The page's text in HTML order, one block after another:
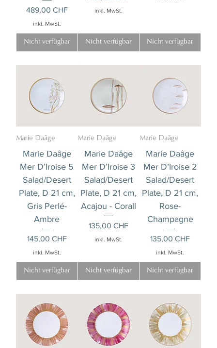
Preis
489,00 CHF
inkl. MwSt.
Nicht verfügbar
inkl. MwSt.
Nicht verfügbar Nicht verfügbar
Marie Daâge
Marie Daâge
Mer D’Iroise 5
Salad/Desert
Plate, D 21 cm,
Gris Perlé-
Ambre
Preis
145,00 CHF
inkl. MwSt.
Nicht verfügbar
Marie Daâge
Marie Daâge
Mer D’Iroise 3
Salad/Desert
Plate, D 21 cm,
Acajou - Corall
Preis
135,00 CHF
inkl. MwSt.
Nicht verfügbar
Marie Daâge
Marie Daâge
Mer D’Iroise 2
Salad/Desert
Plate, D 21 cm,
Rose-
Champagne
Preis
135,00 CHF
inkl. MwSt.
Nicht verfügbar